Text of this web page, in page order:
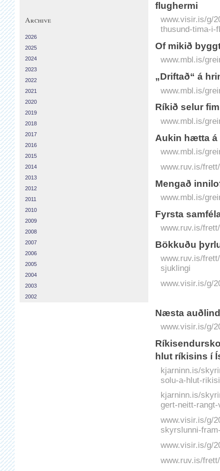
flughermi
www.visir.is/g/
thusund-tima-i-
Of mikið
www.mbl.is/
„Driftað“ á
www.mbl.is/
Ríkið selur
www.mbl.is/
Aukin hætta á
www.mbl.is/
www.ruv.is/
Mengað
www.mbl.is/
Fyrsta
www.ruv.is/
Bökkuðu
www.ruv.is/
sjuklingi
www.visir.is/g/
Næsta
www.visir.is/g/
hlut ríkisins í
kjarninn.is/
solu-a-hlut-
kjarninn.is/
gert-neitt-
www.visir.is/g/
skyrslunni-
www.visir.is/g/
www.ruv.is/
Archive
2026
2025
2024
2023
2022
2021
2020
2019
2018
2017
2016
2015
2014
2013
2012
2011
2010
2009
2008
2007
2006
2005
2004
2003
2002